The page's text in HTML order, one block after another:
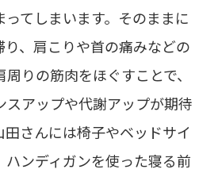
てしまいます。そのままに
り、肩こりや首の痛みなどの
りの筋肉をほぐすことで、
スアップや代謝アップが期待
さんには椅子やベッドサイ
ハンディガンを使った寝る前